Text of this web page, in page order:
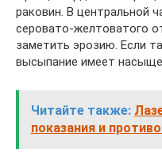
раковин. В центральной
серовато-желтоватого
заметить эрозию. Если
высыпание имеет
Читайте также:
показания и